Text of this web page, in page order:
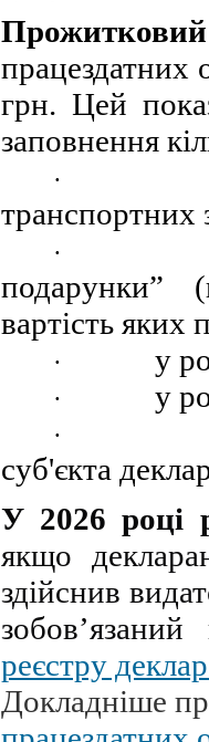
працездатних
грн. Цей
заповнення
·
транспортних
·
подарунки”
вартість
· у
· у
·
суб'єкта
У 2026 році
якщо
здійснив
реєстру
Докладніше